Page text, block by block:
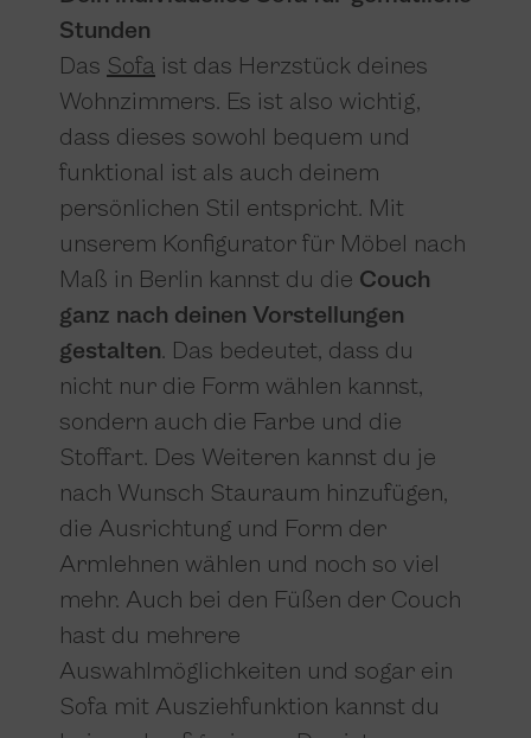
Stunden
Das Sofa ist das Herzstück deines
Wohnzimmers. Es ist also wichtig,
dass dieses sowohl bequem und
funktional ist als auch deinem
persönlichen Stil entspricht. Mit
unserem Konfigurator für Möbel nach
Maß in Berlin kannst du die Couch
ganz nach deinen Vorstellungen
gestalten. Das bedeutet, dass du
nicht nur die Form wählen kannst,
sondern auch die Farbe und die
Stoffart. Des Weiteren kannst du je
nach Wunsch Stauraum hinzufügen,
die Ausrichtung und Form der
Armlehnen wählen und noch so viel
mehr. Auch bei den Füßen der Couch
hast du mehrere
Auswahlmöglichkeiten und sogar ein
Sofa mit Ausziehfunktion kannst du